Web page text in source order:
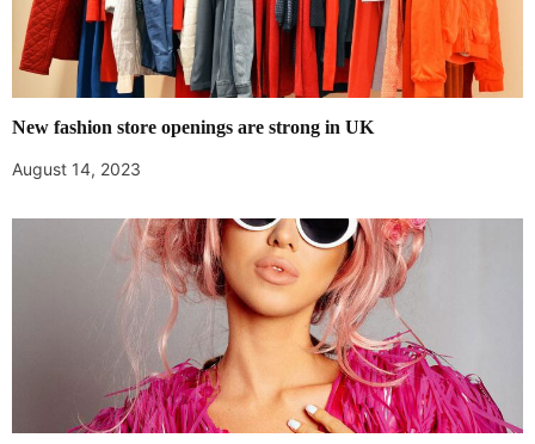
New fashion store openings are strong in UK
August 14, 2023